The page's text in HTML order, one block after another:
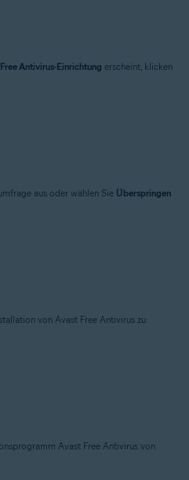
Antivirus-Einrichtung erscheint, klicken
aus oder wählen Sie Überspringen
von Avast Free Antivirus zu
Avast Free Antivirus von